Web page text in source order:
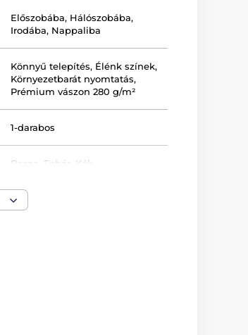
Előszobába, Hálószobába,
Irodába, Nappaliba
Könnyű telepítés, Élénk színek,
Környezetbarát nyomtatás,
Prémium vászon 280 g/m²
1-darabos
Barna Fehér Kék
Keretezett
Fekvő tájolás